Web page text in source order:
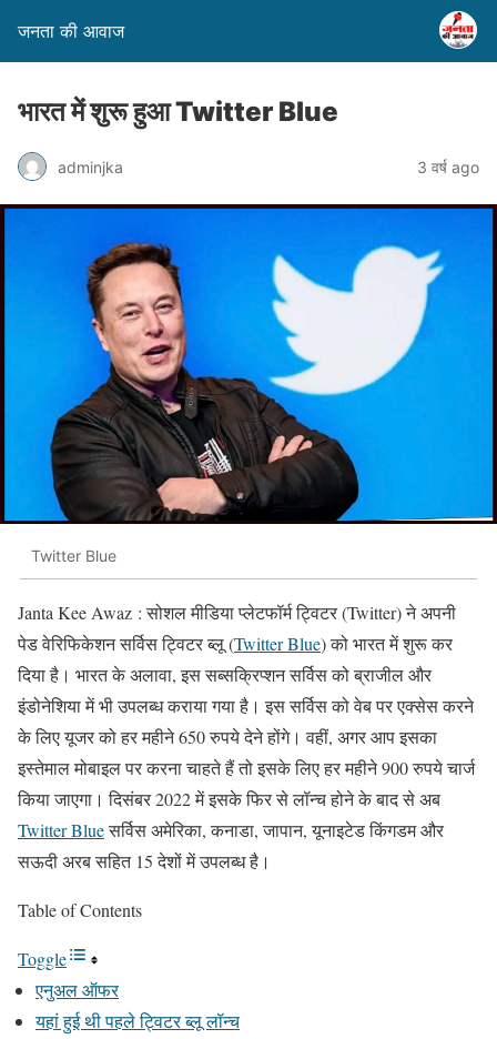
जनता की आवाज
भारत में शुरू हुआ Twitter Blue
adminjka 3 वर्ष ago
Twitter Blue
Janta Kee Awaz : सोशल मीडिया प्लेटफॉर्म ट्विटर (Twitter) ने अपनी
पेड वेरिफिकेशन सर्विस ट्विटर ब्लू (Twitter Blue) को भारत में शुरू कर
दिया है। भारत के अलावा, इस सब्सक्रिप्शन सर्विस को ब्राजील और
इंडोनेशिया में भी उपलब्ध कराया गया है। इस सर्विस को वेब पर एक्सेस करने
के लिए यूजर को हर महीने 650 रुपये देने होंगे। वहीं, अगर आप इसका
इस्तेमाल मोबाइल पर करना चाहते हैं तो इसके लिए हर महीने 900 रुपये चार्ज
किया जाएगा। दिसंबर 2022 में इसके फिर से लॉन्च होने के बाद से अब
Twitter Blueसर्विस अमेरिका, कनाडा, जापान, यूनाइटेड किंगडम और
सऊदी अरब सहित 15 देशों में उपलब्ध है।
Table of Contents
Toggle
एनुअल ऑफर
यहां हुई थी पहले ट्विटर ब्लू लॉन्च